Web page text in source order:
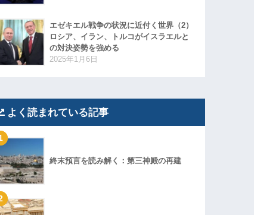
エゼキエル戦争の状況に近付く世界（2）
ロシア、イラン、トルコがイスラエルと
の対決姿勢を強める
2025年1月6日
よく読まれている記事
終末預言を読み解く：第三神殿の再建